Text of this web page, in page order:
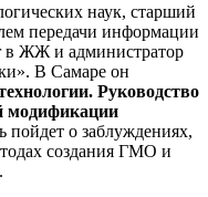
наук, старший
передачи информации
в ЖЖ и администратор
В Самаре он
Руководство
модификации
пойдет о заблуждениях,
создания ГМО и